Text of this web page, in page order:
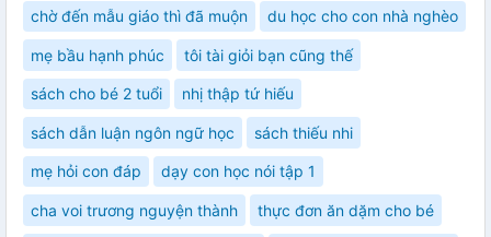
chờ đến mẫu giáo thì đã muộn du học cho con nhà nghèo
mẹ bầu hạnh phúc tôi tài giỏi bạn cũng thế
sách cho bé 2 tuổi nhị thập tứ hiếu
sách dẫn luận ngôn ngữ học sách thiếu nhi
mẹ hỏi con đáp dạy con học nói tập 1
cha voi trương nguyện thành thực đơn ăn dặm cho bé